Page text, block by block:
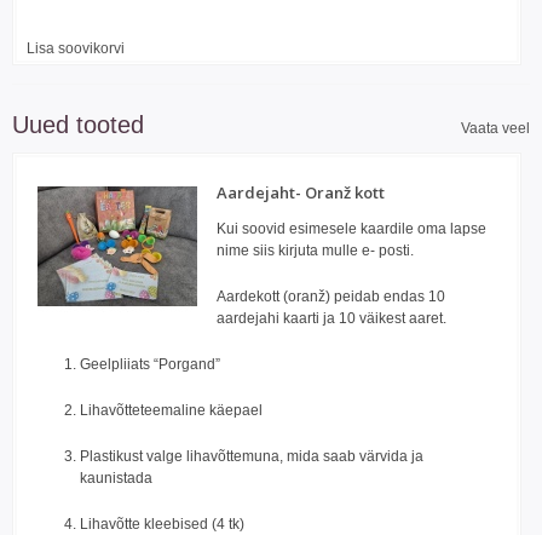
Lisa soovikorvi
Uued tooted Vaata veel
Aardejaht- Oranž kott
Kui soovid esimesele kaardile oma lapse
nime siis kirjuta mulle e- posti.
Aardekott (oranž) peidab endas 10
aardejahi kaarti ja 10 väikest aaret.
Geelpliiats “Porgand”
Lihavõtteteemaline käepael
Plastikust valge lihavõttemuna, mida saab värvida ja
kaunistada
Lihavõtte kleebised (4 tk)